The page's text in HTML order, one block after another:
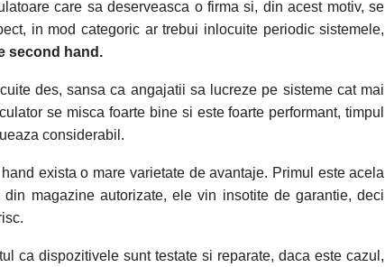
care sa deserveasca o firma si, din acest motiv, se
in mod categoric ar trebui inlocuite periodic sistemele,
second hand.
des, sansa ca angajatii sa lucreze pe sisteme cat mai
se misca foarte bine si este foarte performant, timpul
considerabil.
exista o mare varietate de avantaje. Primul este acela
magazine autorizate, ele vin insotite de garantie, deci
ca dispozitivele sunt testate si reparate, daca este cazul,